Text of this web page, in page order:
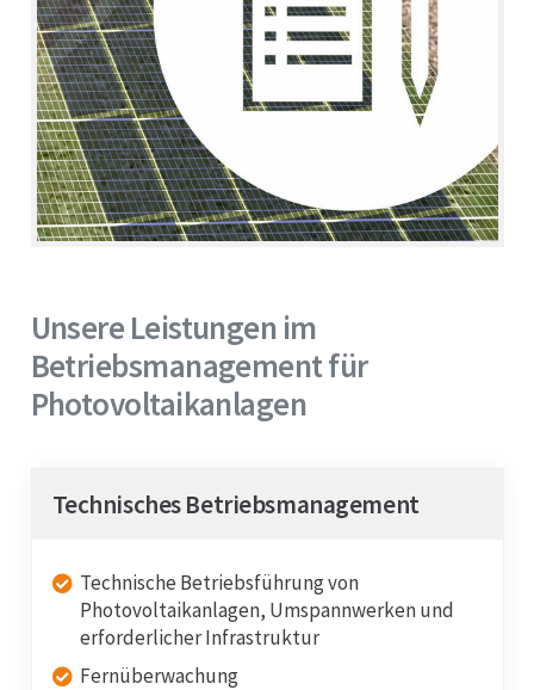
Batteriespeicher
Wasserstoff
Quartiersentwicklung
Kontakt
Unsere Leistungen im
Betriebsmanagement für
Photovoltaikanlagen
Technisches Betriebsmanagement
Technische Betriebsführung von
Photovoltaikanlagen, Umspannwerken und
erforderlicher Infrastruktur
Fernüberwachung